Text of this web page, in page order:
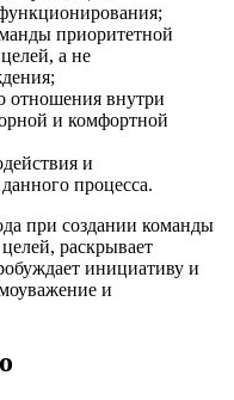
приоритетной
а не
отношения внутри
и комфортной
и
процесса.
при создании команды
раскрывает
инициативу и
и